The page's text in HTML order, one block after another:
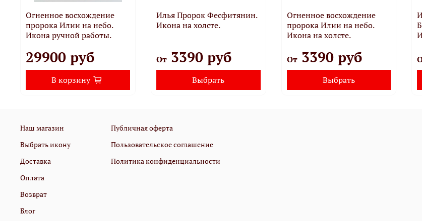
Огненное восхождение
пророка Илии на небо.
Икона ручной работы.
29900 руб
В корзину
Илья Пророк Фесфитянин.
Икона на холсте.
От3390 руб
Выбрать
Огненное восхождение
пророка Илии на небо.
Икона на холсте.
От3390 руб
Выбрать
Наш магазин
Выбрать икону
Доставка
Оплата
Возврат
Блог
Публичная оферта
Пользовательское соглашение
Политика конфиденциальности